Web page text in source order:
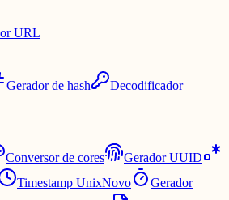
URL
Gerador de hash
Decodificador
Conversor de cores
Gerador UUID
Timestamp UnixNovo
Gerador